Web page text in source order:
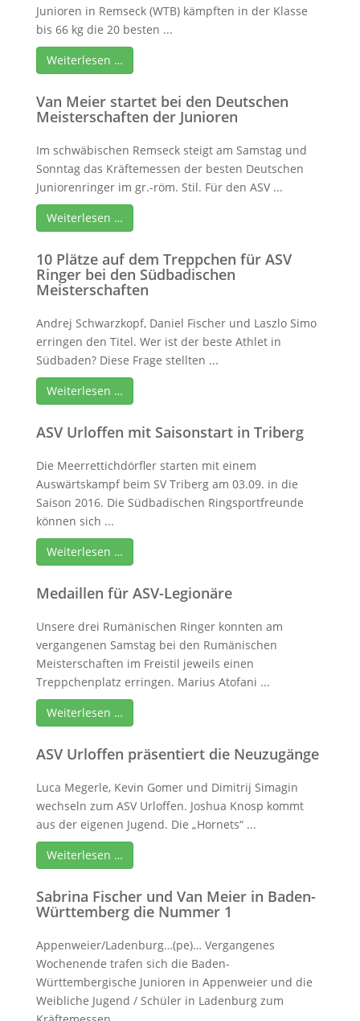
Junioren in Remseck (WTB) kämpften in der Klasse
bis 66 kg die 20 besten ...
Weiterlesen …
Van Meier startet bei den Deutschen
Meisterschaften der Junioren
Im schwäbischen Remseck steigt am Samstag und
Sonntag das Kräftemessen der besten Deutschen
Juniorenringer im gr.-röm. Stil. Für den ASV ...
Weiterlesen …
10 Plätze auf dem Treppchen für ASV
Ringer bei den Südbadischen
Meisterschaften
Andrej Schwarzkopf, Daniel Fischer und Laszlo Simo
erringen den Titel. Wer ist der beste Athlet in
Südbaden? Diese Frage stellten ...
Weiterlesen …
ASV Urloffen mit Saisonstart in Triberg
Die Meerrettichdörfler starten mit einem
Auswärtskampf beim SV Triberg am 03.09. in die
Saison 2016. Die Südbadischen Ringsportfreunde
können sich ...
Weiterlesen …
Medaillen für ASV-Legionäre
Unsere drei Rumänischen Ringer konnten am
vergangenen Samstag bei den Rumänischen
Meisterschaften im Freistil jeweils einen
Treppchenplatz erringen. Marius Atofani ...
Weiterlesen …
ASV Urloffen präsentiert die Neuzugänge
Luca Megerle, Kevin Gomer und Dimitrij Simagin
wechseln zum ASV Urloffen. Joshua Knosp kommt
aus der eigenen Jugend. Die „Hornets“ ...
Weiterlesen …
Sabrina Fischer und Van Meier in Baden-
Württemberg die Nummer 1
Appenweier/Ladenburg…(pe)… Vergangenes
Wochenende trafen sich die Baden-
Württembergische Junioren in Appenweier und die
Weibliche Jugend / Schüler in Ladenburg zum